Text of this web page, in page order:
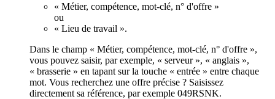
« Métier, compétence, mot-clé, n° d'offre »
ou
« Lieu de travail ».
Dans le champ « Métier, compétence, mot-clé, n° d'offre »,
vous pouvez saisir, par exemple, « serveur », « anglais »,
« brasserie » en tapant sur la touche « entrée » entre chaque
mot. Vous recherchez une offre précise ? Saisissez
directement sa référence, par exemple 049RSNK.